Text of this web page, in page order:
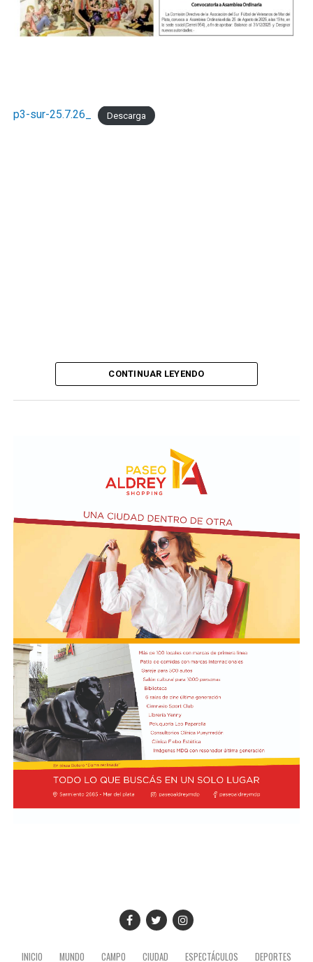
p3-sur-25.7.26_ Descarga
CONTINUAR LEYENDO
INICIO MUNDO CAMPO CIUDAD ESPECTÁCULOS DEPORTES